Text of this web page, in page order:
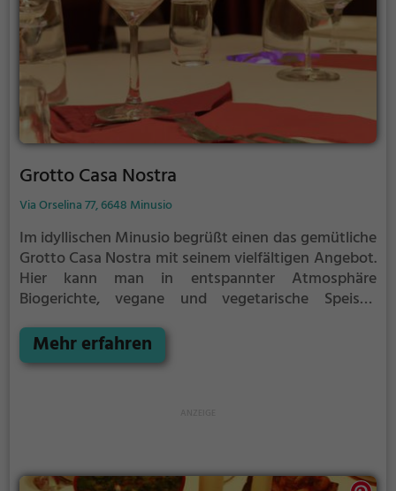
Sinne!
Grotto Casa Nostra
Via Orselina 77, 6648 Minusio
Im idyllischen Minusio begrüßt einen das gemütliche
Grotto Casa Nostra mit seinem vielfältigen Angebot.
Hier kann man in entspannter Atmosphäre
Biogerichte, vegane und vegetarische Speisen
an erfrischenden Cocktails. Ob drinnen oder draußen
- hier fühlt man sich wohl und kann die kulinarische
Mehr erfahren